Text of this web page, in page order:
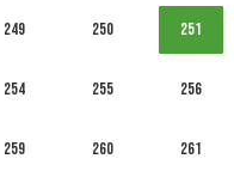
249 250 251
254 255 256
259 260 261